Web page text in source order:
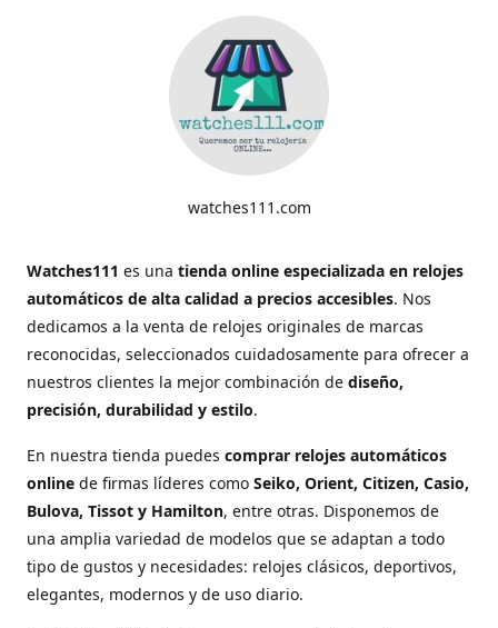
watches111.com
Watches111 es una tienda online especializada en relojes
automáticos de alta calidad a precios accesibles. Nos
dedicamos a la venta de relojes originales de marcas
reconocidas, seleccionados cuidadosamente para ofrecer a
nuestros clientes la mejor combinación de diseño,
precisión, durabilidad y estilo.
En nuestra tienda puedes comprar relojes automáticos
online de firmas líderes como Seiko, Orient, Citizen, Casio,
Bulova, Tissot y Hamilton, entre otras. Disponemos de
una amplia variedad de modelos que se adaptan a todo
tipo de gustos y necesidades: relojes clásicos, deportivos,
elegantes, modernos y de uso diario.